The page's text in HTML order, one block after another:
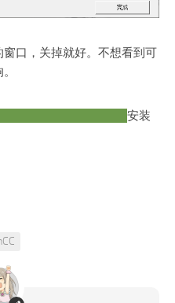
口，关掉就好。不想看到可
安装